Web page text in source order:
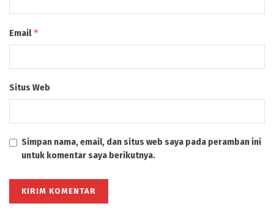
Email*
Situs Web
Simpan nama, email, dan situs web saya pada peramban ini
untuk komentar saya berikutnya.